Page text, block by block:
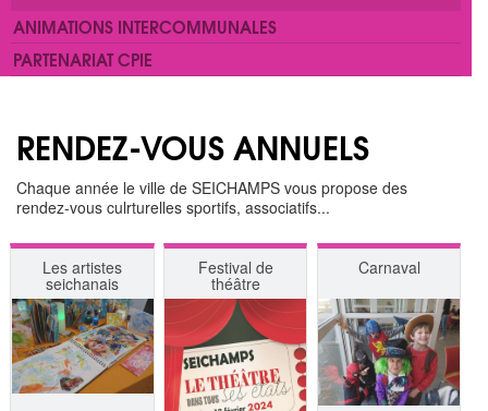
ANIMATIONS INTERCOMMUNALES
PARTENARIAT CPIE
RENDEZ-VOUS ANNUELS
Chaque année le ville de SEICHAMPS vous propose des
rendez-vous culrturelles sportifs, associatifs...
Les artistes
seichanais
Festival de
théâtre
Carnaval